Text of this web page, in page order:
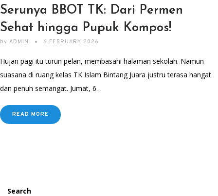
Serunya BBOT TK: Dari Permen
Sehat hingga Pupuk Kompos!
by ADMIN 6 FEBRUARY 2026
Hujan pagi itu turun pelan, membasahi halaman sekolah. Namun
suasana di ruang kelas TK Islam Bintang Juara justru terasa hangat
dan penuh semangat. Jumat, 6…
READ MORE
Search